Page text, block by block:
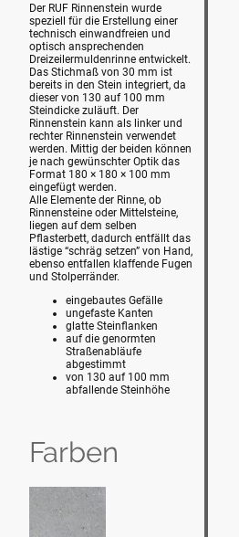
Der RUF Rinnenstein wurde
speziell für die Erstellung einer
technisch einwandfreien und
optisch ansprechenden
Dreizeilermuldenrinne entwickelt.
Das Stichmaß von 30 mm ist
bereits in den Stein integriert, da
dieser von 130 auf 100 mm
Steindicke zuläuft. Der
Rinnenstein kann als linker und
rechter Rinnenstein verwendet
werden. Mittig der beiden können
je nach gewünschter Optik das
Format 180 × 180 × 100 mm
eingefügt werden.
Alle Elemente der Rinne, ob
Rinnensteine oder Mittelsteine,
liegen auf dem selben
Pflasterbett, dadurch entfällt das
lästige “schräg setzen” von Hand,
ebenso entfallen klaffende Fugen
und Stolperränder.
eingebautes Gefälle
ungefaste Kanten
glatte Steinflanken
auf die genormten
Straßenabläufe
abgestimmt
von 130 auf 100 mm
abfallende Steinhöhe
Farben